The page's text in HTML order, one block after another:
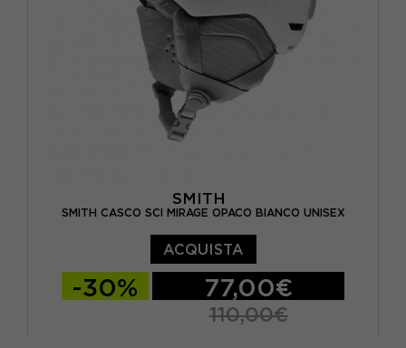
SMITH
SMITH CASCO SCI MIRAGE OPACO BIANCO UNISEX
ACQUISTA
-30% 77,00€
110,00€